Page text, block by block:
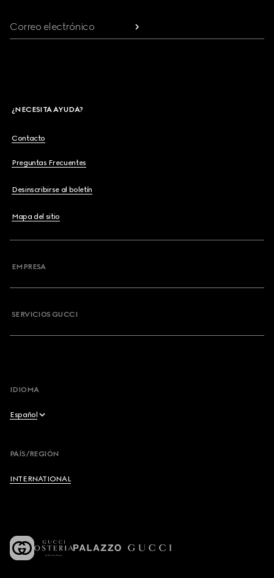
Correo electrónico
¿NECESITA AYUDA?
Contacto
Preguntas Frecuentes
Desinscribirse al boletín
Mapa del sitio
EMPRESA
SERVICIOS GUCCI
IDIOMA
Español
Français
PAÍS/REGIÓN
INTERNATIONAL